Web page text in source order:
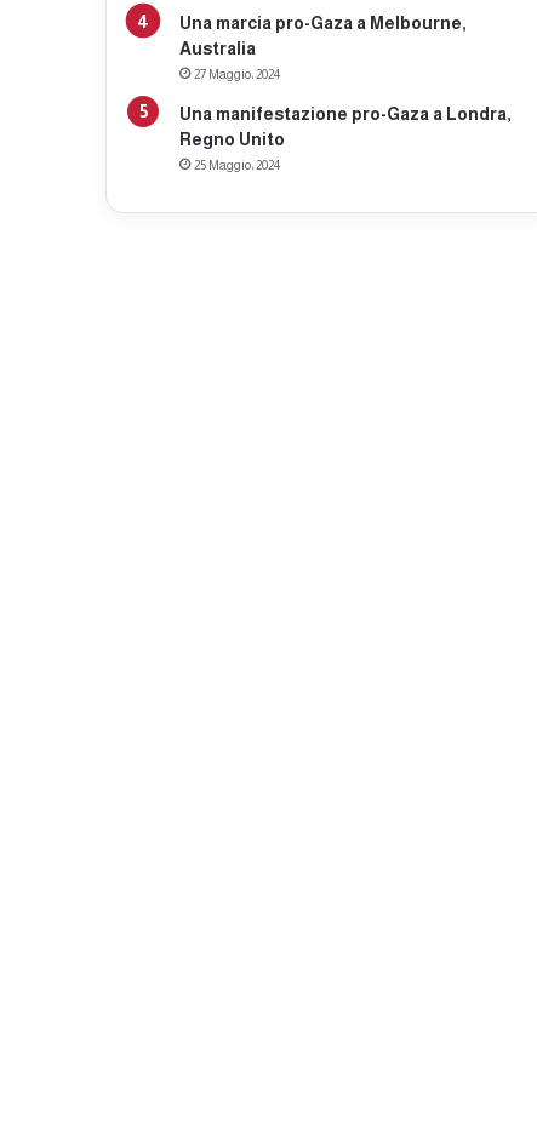
Una marcia pro-Gaza a Melbourne,
Australia
27 Maggio، 2024
Una manifestazione pro-Gaza a Londra,
Regno Unito
25 Maggio، 2024